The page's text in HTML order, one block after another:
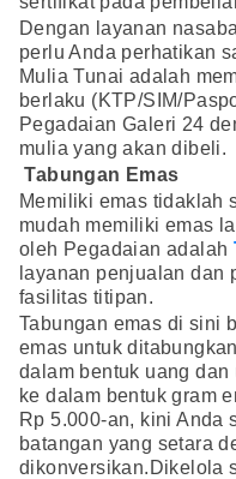
Dengan layanan
perlu Anda perhatikan
Mulia Tunai adalah
berlaku (KTP/SIM/
Pegadaian Galeri 24
mulia yang akan dibeli.
Tabungan Emas
Memiliki emas tidaklah
mudah memiliki emas
oleh Pegadaian adalah
layanan penjualan dan
fasilitas titipan.
Tabungan emas di sini
emas untuk
dalam bentuk uang
ke dalam bentuk gram
Rp 5.000-an, kini Anda
batangan yang setara
dikonversikan.Dikelola